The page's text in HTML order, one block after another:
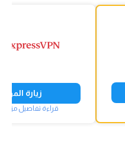
زيارة
قراءة تفاصيل مزود